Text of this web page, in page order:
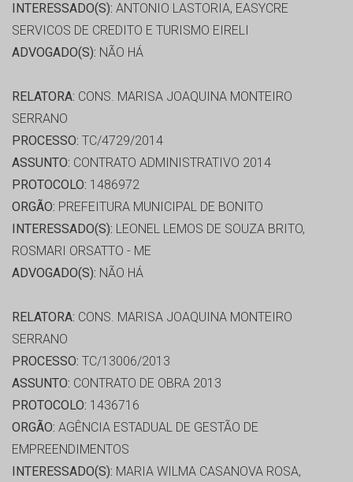
INTERESSADO(S): ANTONIO LASTORIA, EASYCRE
SERVICOS DE CREDITO E TURISMO EIRELI
ADVOGADO(S): NÃO HÁ
RELATORA: CONS. MARISA JOAQUINA MONTEIRO
SERRANO
PROCESSO: TC/4729/2014
ASSUNTO: CONTRATO ADMINISTRATIVO 2014
PROTOCOLO: 1486972
ORGÃO: PREFEITURA MUNICIPAL DE BONITO
INTERESSADO(S): LEONEL LEMOS DE SOUZA BRITO,
ROSMARI ORSATTO - ME
ADVOGADO(S): NÃO HÁ
RELATORA: CONS. MARISA JOAQUINA MONTEIRO
SERRANO
PROCESSO: TC/13006/2013
ASSUNTO: CONTRATO DE OBRA 2013
PROTOCOLO: 1436716
ORGÃO: AGÊNCIA ESTADUAL DE GESTÃO DE
EMPREENDIMENTOS
INTERESSADO(S): MARIA WILMA CASANOVA ROSA,